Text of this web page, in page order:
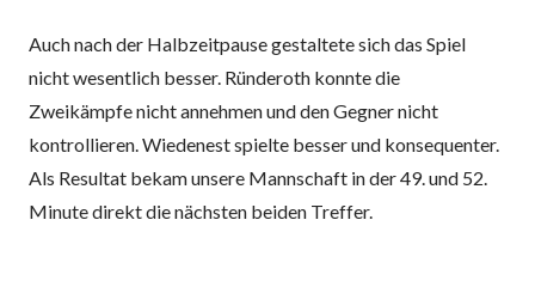
Auch nach der Halbzeitpause gestaltete sich das Spiel
nicht wesentlich besser. Ründeroth konnte die
Zweikämpfe nicht annehmen und den Gegner nicht
kontrollieren. Wiedenest spielte besser und konsequenter.
Als Resultat bekam unsere Mannschaft in der 49. und 52.
Minute direkt die nächsten beiden Treffer.